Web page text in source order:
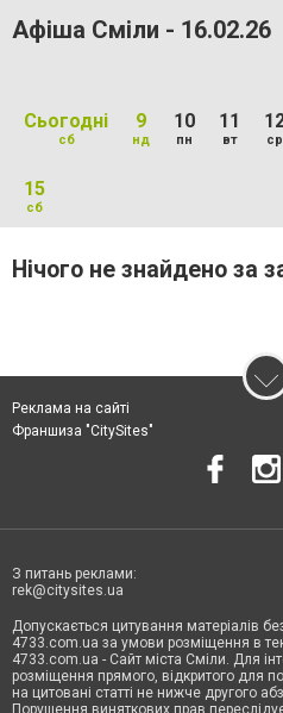
Афіша Сміли - 16.02.26
Сьогодні
сб
9
нд
10
пн
11
вт ср
15
сб
Нічого не знайдено за
Реклама на сайті
Франшиза "CitySites"
З питань реклами:
rek@citysites.ua
Допускається цитування матеріалів
4733.com.ua за умови розміщення в
4733.com.ua - Сайт міста Сміли. Для
розміщення прямого, відкритого для
на цитовані статті не нижче другого
Порушення виняткових прав